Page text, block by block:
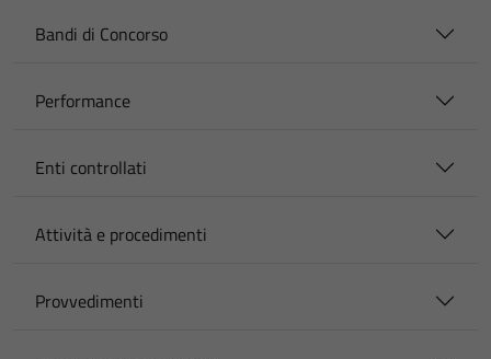
Bandi di Concorso
Performance
Enti controllati
Attività e procedimenti
Provvedimenti